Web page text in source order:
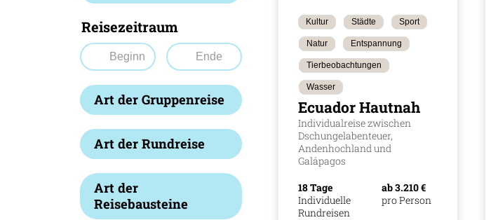
Reisezeitraum
Art der Gruppenreise
Art der Rundreise
Art der
Reisebausteine
Kultur Städte Sport
Natur Entspannung
Tierbeobachtungen
Wasser
Ecuador Hautnah
Individualreise zwischen
Dschungelabenteuer,
Andenhochland und
Galápagos
18 Tage
Individuelle
Rundreisen
ab 3.210 €
pro Person